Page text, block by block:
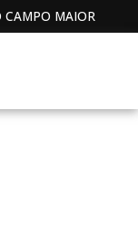
CAMPO MAIOR